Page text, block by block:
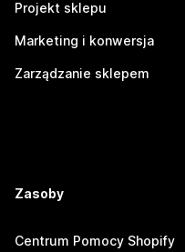
Projekt sklepu
Marketing i konwersja
Zarządzanie sklepem
Zasoby
Centrum Pomocy Shopify